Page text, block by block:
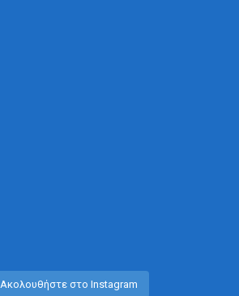
Ακολουθήστε στο Instagram